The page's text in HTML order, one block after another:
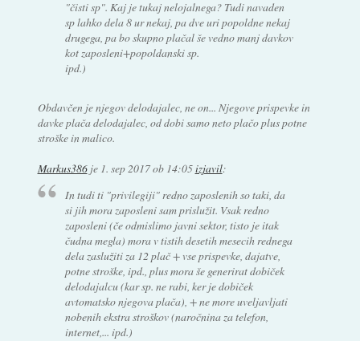
"čisti sp". Kaj je tukaj nelojalnega? Tudi navaden
sp lahko dela 8 ur nekaj, pa dve uri popoldne nekaj
drugega, pa bo skupno plačal še vedno manj davkov
kot zaposleni+popoldanski sp.
ipd.)
Obdavčen je njegov delodajalec, ne on... Njegove prispevke in
davke plača delodajalec, od dobi samo neto plačo plus potne
stroške in malico.
Markus386je 1. sep 2017 ob 14:05izjavil:
In tudi ti "privilegiji" redno zaposlenih so taki, da
si jih mora zaposleni sam prislužit. Vsak redno
zaposleni (če odmislimo javni sektor, tisto je itak
čudna megla) mora v tistih desetih mesecih rednega
dela zaslužiti za 12 plač + vse prispevke, dajatve,
potne stroške, ipd., plus mora še generirat dobiček
delodajalcu (kar sp. ne rabi, ker je dobiček
avtomatsko njegova plača), + ne more uveljavljati
nobenih ekstra stroškov (naročnina za telefon,
internet,... ipd.)